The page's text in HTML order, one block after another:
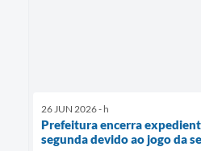
26 JUN 2026 - h
Prefeitura encerra
segunda devido ao jogo da